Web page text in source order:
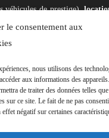
le consentement aux
nous utilisons des
aux informations des
de traiter des données telles
sur ce site. Le fait de ne pas
négatif sur certaines
véhicules de prestige),
logistique,Négoce(achat et
. Notre domaine
les presses à
outils, ledéménagement
remise en place…).
dans leur domaine et